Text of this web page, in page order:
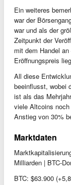
Ein weiteres
war der
war und als der
Zeitpunkt der
mit dem Handel
Eröffnungspreis
All diese
beeinflusst, wobei
ist als das
viele Altcoins
Anstieg von 30%
Marktdaten
Milliarden | BTC-
BTC: $63.900